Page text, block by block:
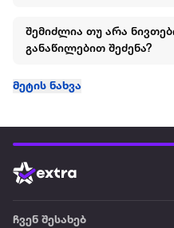
შემიძლია თუ არა
განაწილებით შეძენა?
მეტის ნახვა
ჩვენ შესახებ